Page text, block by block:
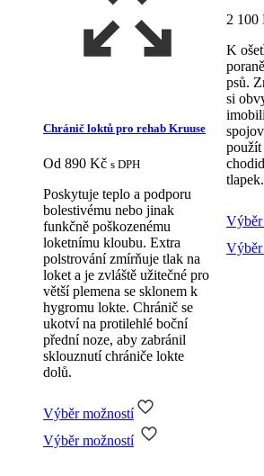
Chránič loktů pro rehab Kruuse
Od 890 Kč s DPH
Poskytuje teplo a podporu
bolestivému nebo jinak
funkčně poškozenému
loketnímu kloubu. Extra
polstrování zmírňuje tlak na
loket a je zvláště užitečné pro
větší plemena se sklonem k
hygromu lokte. Chránič se
ukotví na protilehlé boční
přední noze, aby zabránil
sklouznutí chrániče lokte
dolů.
Výběr možností
Výběr možností
Tento
produkt
2 100
K
psů.
si
použít
tlapek.
Výběr
Výběr